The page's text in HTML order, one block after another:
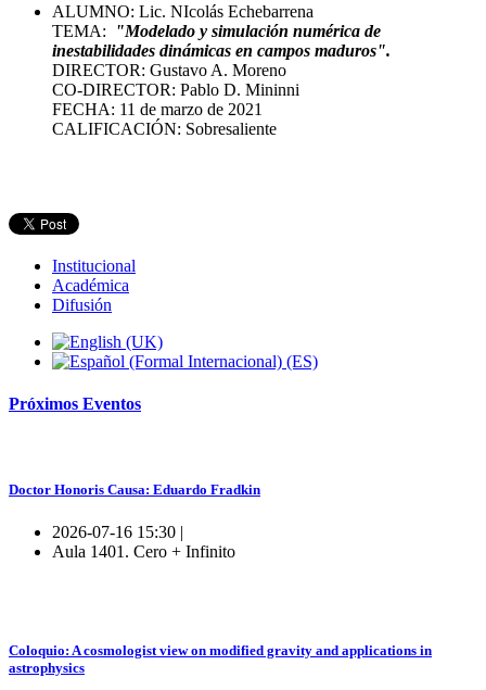
ALUMNO: Lic. NIcolás Echebarrena
TEMA:
"Modelado y simulación numérica de
inestabilidades dinámicas en campos maduros".
DIRECTOR: Gustavo A. Moreno
CO-DIRECTOR: Pablo D. Mininni
FECHA: 11 de marzo de 2021
CALIFICACIÓN: Sobresaliente
Institucional
Académica
Difusión
Próximos Eventos
Doctor Honoris Causa: Eduardo Fradkin
2026-07-16 15:30 |
Aula 1401. Cero + Infinito
Coloquio: A cosmologist view on modified gravity and applications in
astrophysics